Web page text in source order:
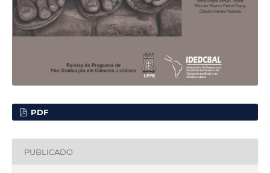
PDF
PUBLICADO